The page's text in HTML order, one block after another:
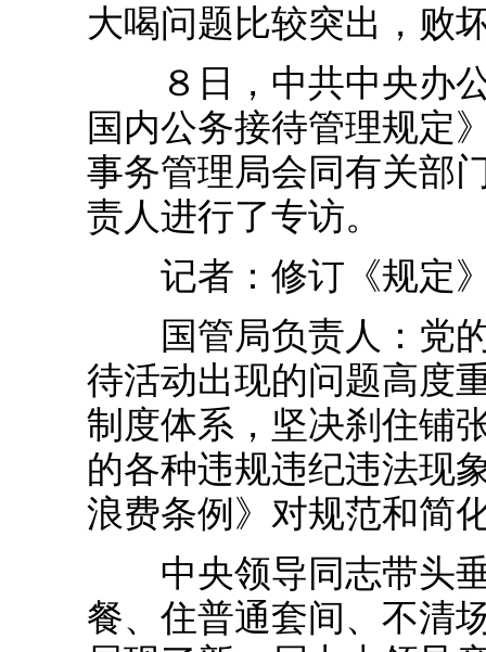
大喝问题比较突出，败
８日，中共中央办公
国内公务接待管理规定
事务管理局会同有关部
责人进行了专访。
记者：修订《规定》
国管局负责人：党的
待活动出现的问题高度
制度体系，坚决刹住铺
的各种违规违纪违法现
浪费条例》对规范和简
中央领导同志带头垂
餐、住普通套间、不清